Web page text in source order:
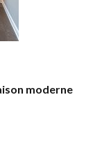
moderne